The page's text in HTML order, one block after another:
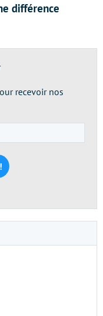
différence
recevoir nos